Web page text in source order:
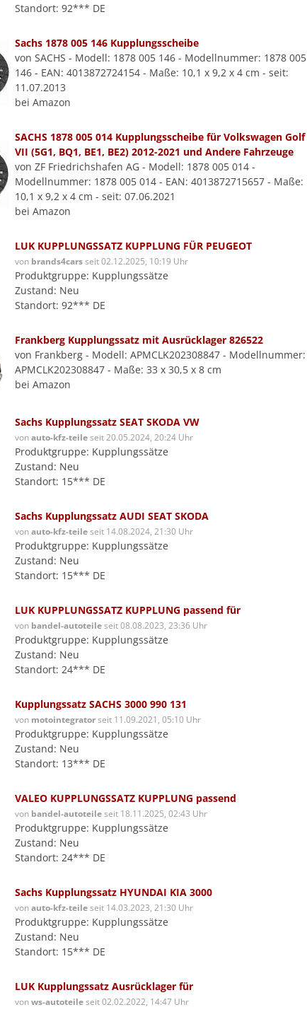
Standort: 92*** DE
Sachs 1878 005 146 Kupplungsscheibe
von SACHS - Modell: 1878 005 146 - Modellnummer: 1878 005
146 - EAN: 4013872724154 - Maße: 10,1 x 9,2 x 4 cm - seit:
11.07.2013
bei Amazon
SACHS 1878 005 014 Kupplungsscheibe für Volkswagen Golf
VII (5G1, BQ1, BE1, BE2) 2012-2021 und Andere Fahrzeuge
von ZF Friedrichshafen AG - Modell: 1878 005 014 -
Modellnummer: 1878 005 014 - EAN: 4013872715657 - Maße:
10,1 x 9,2 x 4 cm - seit: 07.06.2021
bei Amazon
LUK KUPPLUNGSSATZ KUPPLUNG FÜR PEUGEOT
von brands4carsseit 02.12.2025, 10:19 Uhr
Produktgruppe: Kupplungssätze
Zustand: Neu
Standort: 92*** DE
Frankberg Kupplungssatz mit Ausrücklager 826522
von Frankberg - Modell: APMCLK202308847 - Modellnummer:
APMCLK202308847 - Maße: 33 x 30,5 x 8 cm
bei Amazon
Sachs Kupplungssatz SEAT SKODA VW
vonauto-kfz-teileseit 20.05.2024, 20:24 Uhr
Produktgruppe: Kupplungssätze
Zustand: Neu
Standort: 15*** DE
Sachs Kupplungssatz AUDI SEAT SKODA
vonauto-kfz-teileseit 14.08.2024, 21:30 Uhr
Produktgruppe: Kupplungssätze
Zustand: Neu
Standort: 15*** DE
LUK KUPPLUNGSSATZ KUPPLUNG passend für
von bandel-autoteileseit 08.08.2023, 23:36 Uhr
Produktgruppe: Kupplungssätze
Zustand: Neu
Standort: 24*** DE
Kupplungssatz SACHS 3000 990 131
von motointegratorseit 11.09.2021, 05:10 Uhr
Produktgruppe: Kupplungssätze
Zustand: Neu
Standort: 13*** DE
VALEO KUPPLUNGSSATZ KUPPLUNG passend
von bandel-autoteileseit 18.11.2025, 02:43 Uhr
Produktgruppe: Kupplungssätze
Zustand: Neu
Standort: 24*** DE
Sachs Kupplungssatz HYUNDAI KIA 3000
vonauto-kfz-teileseit 14.03.2023, 21:30 Uhr
Produktgruppe: Kupplungssätze
Zustand: Neu
Standort: 15*** DE
LUK Kupplungssatz Ausrücklager für
vonws-autoteileseit 02.02.2022, 14:47 Uhr